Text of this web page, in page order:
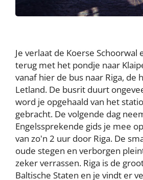
Je verlaat de Koerse Schoorwal
terug met het pondje naar
vanaf hier de bus naar Riga, de
Letland. De busrit duurt
word je opgehaald van het
gebracht. De volgende dag
Engelssprekende gids je mee
van zo'n 2 uur door Riga. De
oude stegen en verborgen
zeker verrassen. Riga is de
Baltische Staten en je vindt er